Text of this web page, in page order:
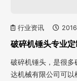
行业资讯
破碎机锤头专业
破碎机锤头，是很
达机械有限公司可